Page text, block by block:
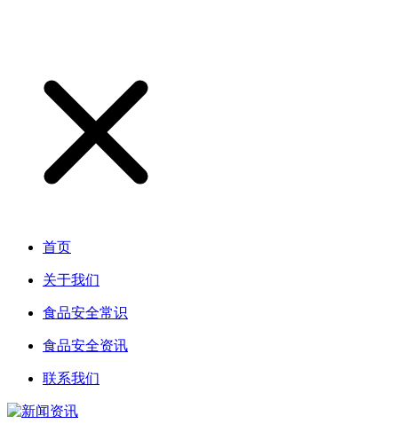
首页
关于我们
食品安全常识
食品安全资讯
联系我们